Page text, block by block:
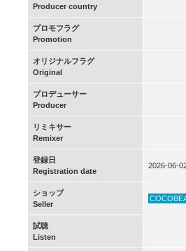
Producer country
プロモフラグ
Promotion
オリジナルフラグ
Original
プロデューサー
Producer
リミキサー
Remixer
登録日
Registration date
2026-06-
ショップ
Seller
試聴
Listen